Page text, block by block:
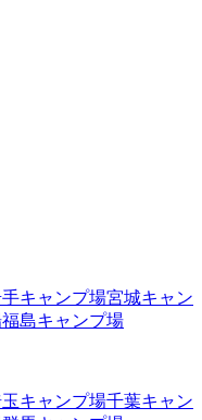
キャンプ場宮城キャン
福島キャンプ場
キャンプ場千葉キャン